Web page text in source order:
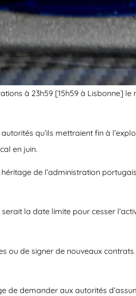
à 23h59 [15h59 à Lisbonne]
qu’ils mettraient fin à
en juin.
héritage de l’administration
la date limite pour cesser
ou de signer de nouveaux
de demander aux autorités